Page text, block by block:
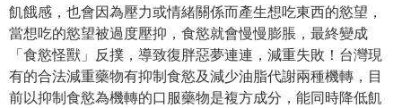
飢餓感，也會因為壓力或情緒關係而產生想吃東西的慾望，
當想吃的慾望被過度壓抑，食慾就會慢慢膨脹，最終變成
「食慾怪獸」反撲，導致復胖惡夢連連，減重失敗！台灣現
有的合法減重藥物有抑制食慾及減少油脂代謝兩種機轉，目
前以抑制食慾為機轉的口服藥物是複方成分，能同時降低飢